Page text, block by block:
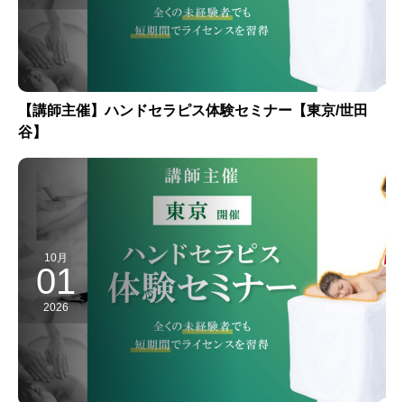
【講師主催】ハンドセラピス体験セミナー【東京/世田
谷】
10月
01
2026